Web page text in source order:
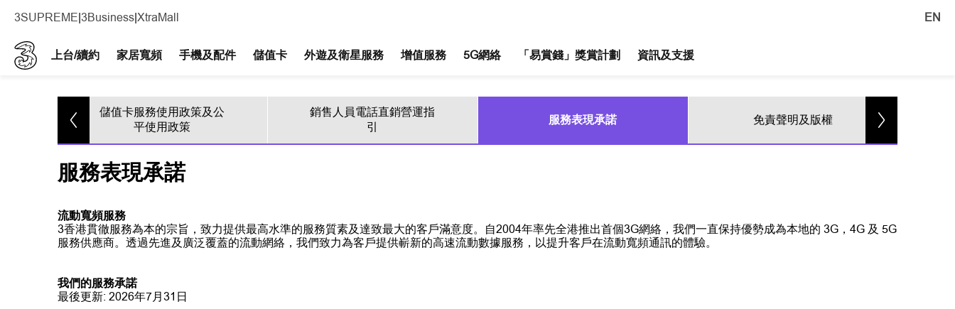
3SUPREME 3Business XtraMall EN
上台/續約 家居寬頻 手機及配件​ 儲值卡 外遊及衛星服務 增值服務 5G網絡 「易賞錢」獎賞計劃 資訊及支援
儲值卡服務使用政策及公
平使用政策
銷售人員電話直銷營運指
引
服務表現承諾 免責聲明及版權
服務表現承諾
流動寬頻服務
3香港貫徹服務為本的宗旨，致力提供最高水準的服務質素及達致最大的客戶滿意度。自2004年率先全港推出首個3G網絡，我們一直保持優勢成為本地的 3G，4G 及 5G
服務供應商。透過先進及廣泛覆蓋的流動網絡，我們致力為客戶提供嶄新的高速流動數據服務，以提升客戶在流動寬頻通訊的體驗。
我們的服務承諾
最後更新: 2026年7月31日